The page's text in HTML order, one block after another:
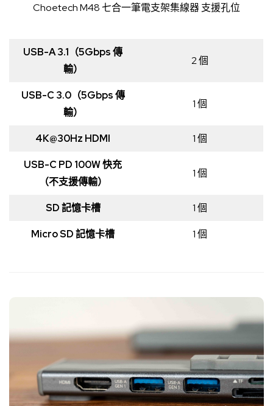
Choetech M48 七合一筆電支架集線器 支援孔位
USB-A 3.1（5Gbps 傳
輸）
2 個
USB-C 3.0（5Gbps 傳
輸）
1 個
4K@30Hz HDMI 1 個
USB-C PD 100W 快充
（不支援傳輸）
1 個
SD 記憶卡槽 1 個
Micro SD 記憶卡槽 1 個